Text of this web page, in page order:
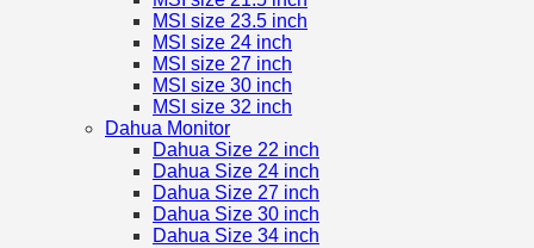
MSI size 23.5 inch
MSI size 24 inch
MSI size 27 inch
MSI size 30 inch
MSI size 32 inch
Dahua Monitor
Dahua Size 22 inch
Dahua Size 24 inch
Dahua Size 27 inch
Dahua Size 30 inch
Dahua Size 34 inch